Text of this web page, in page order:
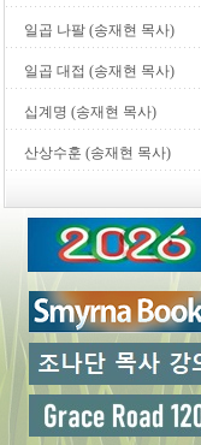
일곱 나팔 (송재현 목사)
일곱 대접 (송재현 목사)
십계명 (송재현 목사)
산상수훈 (송재현 목사)